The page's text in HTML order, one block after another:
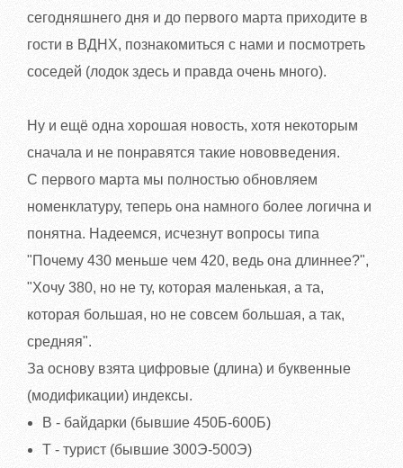
сегодняшнего дня и до первого марта приходите в
гости в ВДНХ, познакомиться с нами и посмотреть
соседей (лодок здесь и правда очень много).
Ну и ещё одна хорошая новость, хотя некоторым
сначала и не понравятся такие нововведения.
C первого марта мы полностью обновляем
номенклатуру, теперь она намного более логична и
понятна. Надеемся, исчезнут вопросы типа
"Почему 430 меньше чем 420, ведь она длиннее?",
"Хочу 380, но не ту, которая маленькая, а та,
которая большая, но не совсем большая, а так,
средняя".
За основу взята цифровые (длина) и буквенные
(модификации) индексы.
B - байдарки (бывшие 450Б-600Б)
T - турист (бывшие 300Э-500Э)